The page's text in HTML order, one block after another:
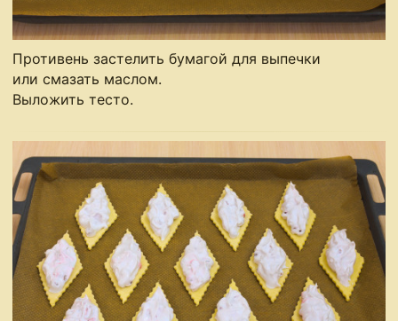
Противень застелить бумагой для выпечки
или смазать маслом.
Выложить тесто.